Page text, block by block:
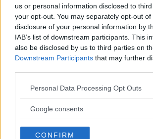
us or personal information disclosed to
your opt-out. You may separately opt-out
disclosure of your personal information by
IAB’s list of downstream participants. This
also be disclosed by us to third parties on
Downstream Participants that may further
Please note that this website/app uses one
not limited to your visit or usage behaviour.
use your data for below specified purposes
Personal Data Processing Opt Outs
Google consents
CONFIRM
Läs Frias
Syreär Sveriges enda gröna
finns både digitalt och i tryck.
Som föratt strö ytterligare salt i såren
ännu svårare för mindre bemedlade att
framöver planerar nu kommunen att
allmännyttan, det vill säga alla
tidningen Dagens samhälle har
landets starkaste allmännytta och har
med totalt över 1 100 bostäder som